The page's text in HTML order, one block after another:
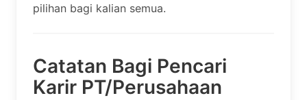
pilihan bagi kalian semua.
Catatan Bagi Pencari
Karir PT/Perusahaan